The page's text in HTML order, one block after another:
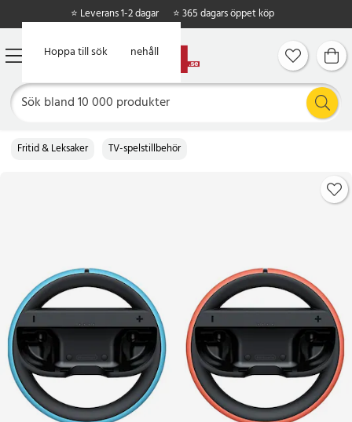
Hoppa till huvudinnehåll
Hoppa till sök
⭐ Leverans 1-2 dagar ⭐ 365 dagars öppet köp
Fritid & Leksaker TV-spelstillbehör